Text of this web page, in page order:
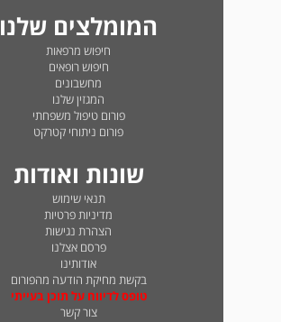
המומלצים שלנו
חיפוש מרפאות
חיפוש רופאים
מחשבונים
המגזין שלנו
פורום טיפול משפחתי
פורום ניתוחי קטרקט
שונות ואודות
תנאי שימוש
מדיניות פרטיות
הצהרת נגישות
פרסם אצלנו
אודותינו
בקשת מחיקת הודעה מהפורום
טופס לדיווח על תוכן בעייתי
צור קשר